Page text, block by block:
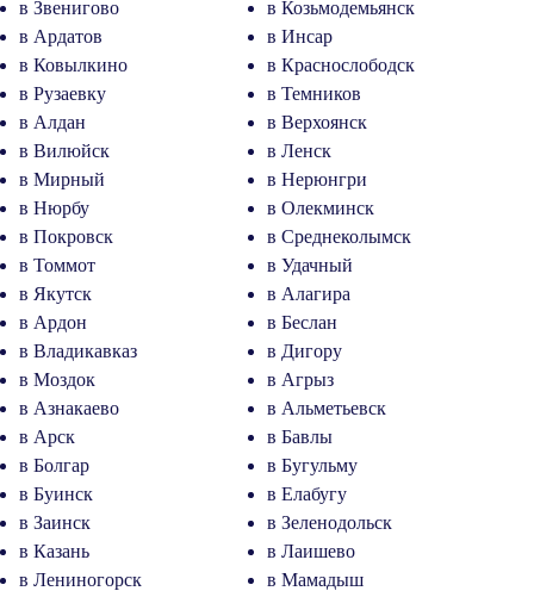
в Звенигово
в Козьмодемьянск
в Ардатов
в Инсар
в Ковылкино
в Краснослободск
в Рузаевку
в Темников
в Алдан
в Верхоянск
в Вилюйск
в Ленск
в Мирный
в Нерюнгри
в Нюрбу
в Олекминск
в Покровск
в Среднеколымск
в Томмот
в Удачный
в Якутск
в Алагира
в Ардон
в Беслан
в Владикавказ
в Дигору
в Моздок
в Агрыз
в Азнакаево
в Альметьевск
в Арск
в Бавлы
в Болгар
в Бугульму
в Буинск
в Елабугу
в Заинск
в Зеленодольск
в Казань
в Лаишево
в Лениногорск
в Мамадыш